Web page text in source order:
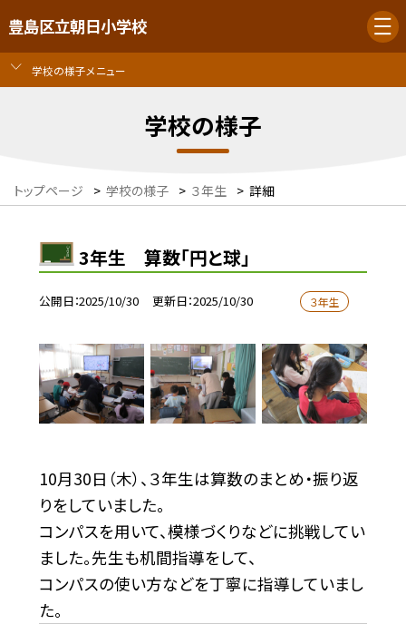
豊島区立朝日小学校
学校の様子メニュー
学校の様子
トップページ > 学校の様子 > ３年生 > 詳細
3年生 算数「円と球」
公開日 2025/10/30 更新日 2025/10/30 ３年生
10月30日（木）、３年生は算数のまとめ・振り返
りをしていました。
コンパスを用いて、模様づくりなどに挑戦してい
ました。先生も机間指導をして、
コンパスの使い方などを丁寧に指導していまし
た。